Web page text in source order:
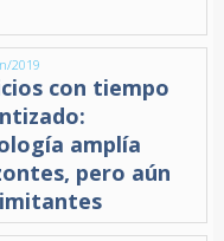
2019
con tiempo
amplía
pero aún